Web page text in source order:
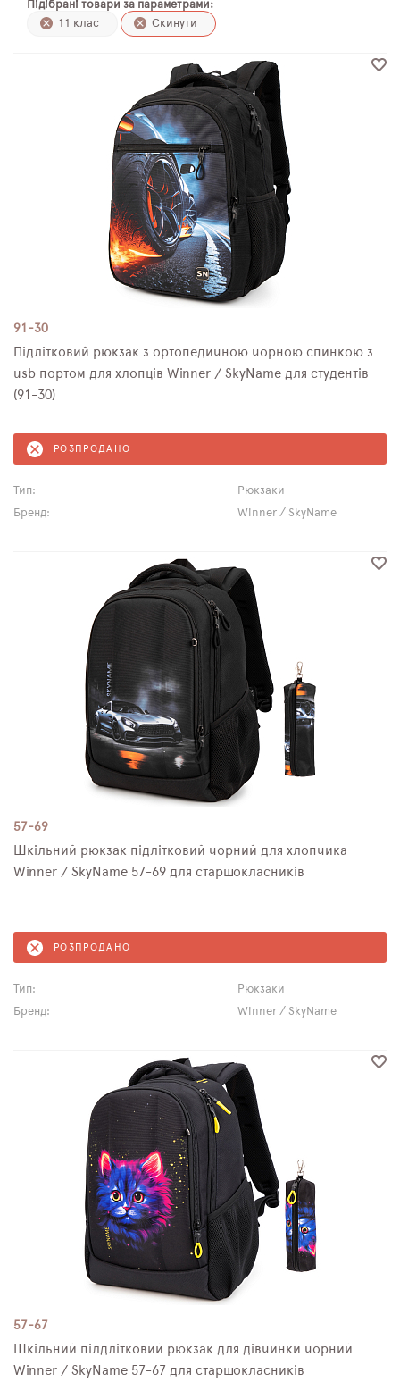
ПЛЯШКИ ДЛЯ ВОДИ
SCHOOL STANDARD
Підібрані товари за параметрами:
11 клас
Скинути
91-30
Підлітковий рюкзак з ортопедичною чорною спинкою з
usb портом для хлопців Winner / SkyName для студентів
(91-30)
РОЗПРОДАНО
Тип:
Рюкзаки
Бренд:
Winner / SkyName
57-69
Шкільний рюкзак підлітковий чорний для хлопчика
Winner / SkyName 57-69 для старшокласників
РОЗПРОДАНО
Тип:
Рюкзаки
Бренд:
Winner / SkyName
57-67
Шкільний пілдлітковий рюкзак для дівчинки чорний
Winner / SkyNamе 57-67 для старшокласників